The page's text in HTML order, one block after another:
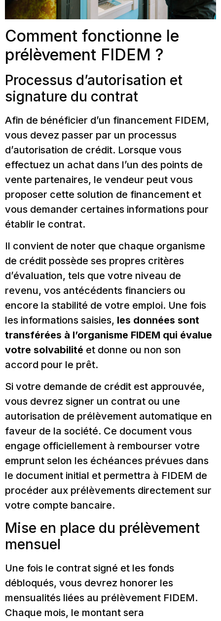
Comment fonctionne le
prélèvement FIDEM ?
Processus d’autorisation et
signature du contrat
Afin de bénéficier d’un financement FIDEM,
vous devez passer par un processus
d’autorisation de crédit. Lorsque vous
effectuez un achat dans l’un des points de
vente partenaires, le vendeur peut vous
proposer cette solution de financement et
vous demander certaines informations pour
établir le contrat.
Il convient de noter que chaque organisme
de crédit possède ses propres critères
d’évaluation, tels que votre niveau de
revenu, vos antécédents financiers ou
encore la stabilité de votre emploi. Une fois
les informations saisies, les données sont
transférées à l’organisme FIDEM qui évalue
votre solvabilité et donne ou non son
accord pour le prêt.
Si votre demande de crédit est approuvée,
vous devrez signer un contrat ou une
autorisation de prélèvement automatique en
faveur de la société. Ce document vous
engage officiellement à rembourser votre
emprunt selon les échéances prévues dans
le document initial et permettra à FIDEM de
procéder aux prélèvements directement sur
votre compte bancaire.
Mise en place du prélèvement
mensuel
Une fois le contrat signé et les fonds
débloqués, vous devrez honorer les
mensualités liées au prélèvement FIDEM.
Chaque mois, le montant sera